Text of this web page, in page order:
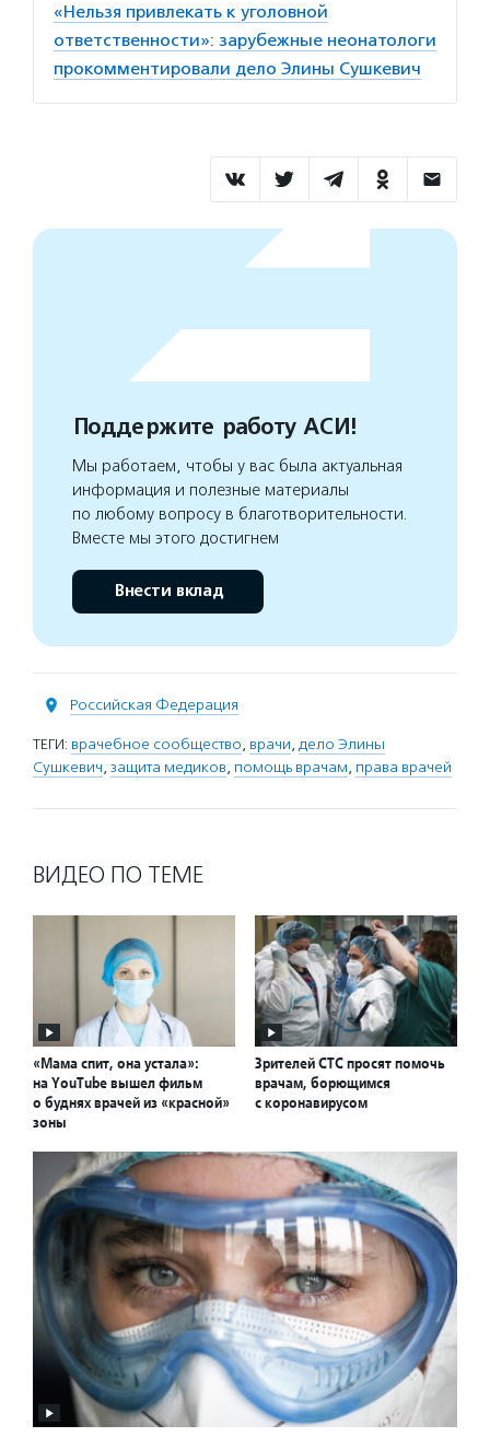
«Нельзя привлекать к уголовной
ответственности»: зарубежные неонатологи
прокомментировали дело Элины Сушкевич
Поддержите работу АСИ!
Мы работаем, чтобы у вас была актуальная
информация и полезные материалы
по любому вопросу в благотворительности.
Вместе мы этого достигнем
Внести вклад
Российская Федерация
ТЕГИ: врачебное сообщество, врачи, дело Элины
Сушкевич, защита медиков, помощь врачам, права врачей
ВИДЕО ПО ТЕМЕ
«Мама спит, она устала»:
на YouTube вышел фильм
о буднях врачей из «красной»
зоны
Зрителей СТС просят помочь
врачам, борющимся
с коронавирусом